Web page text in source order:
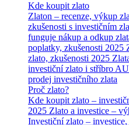
Kde koupit zlato
Zlaton – recenze, výkup
zkušenosti s investičním
funguje nákup a odkup
poplatky, zkušenosti 2025
zlato, zkušenosti 2025
investiční zlato i stříbro
prodej investičního zlata
Proč zlato?
Kde koupit zlato –
2025 Zlato a investice –
Investiční zlato –